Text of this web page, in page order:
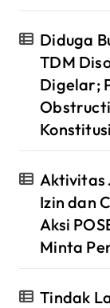
Diduga
TDM
Digelar;
Aktivitas
Izin dan
Aksi
Minta
Tindak